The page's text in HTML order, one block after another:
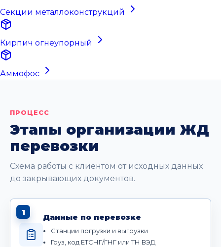
Секции металлоконструкций
Кирпич огнеупорный
Аммофос
ПРОЦЕСС
Этапы организации ЖД
перевозки
Схема работы с клиентом от исходных данных
до закрывающих документов.
1
Данные по перевозке
Станции погрузки и выгрузки
Груз, код ЕТСНГ/ГНГ или ТН ВЭД